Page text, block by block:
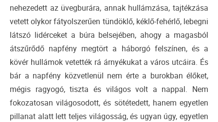
nehezedett az üvegburára, annak hullámzása, tajtékzása
vetett olykor fátyolszerűen tündöklő, kéklő-fehérlő, lebegni
látszó lidérceket a búra belsejében, ahogy a magasból
átszűrődő napfény megtört a háborgó felszínen, és a
kövér hullámok vetették rá árnyékukat a város utcáira. És
bár a napfény közvetlenül nem érte a burokban élőket,
mégis ragyogó, tiszta és világos volt a nappal. Nem
fokozatosan világosodott, és sötétedett, hanem egyetlen
pillanat alatt lett teljes világosság, és ugyan úgy, egyetlen